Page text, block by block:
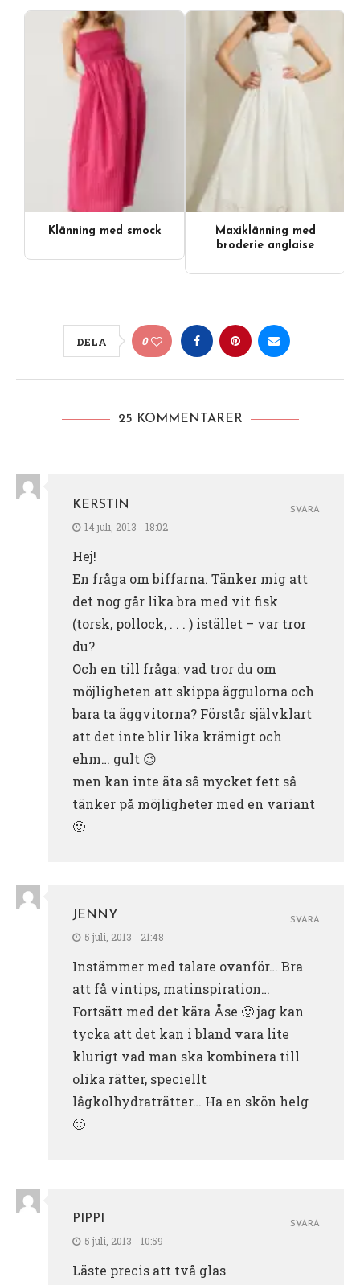
Klänning med smock
Maxiklänning med
broderie anglaise
DELA 0
25 KOMMENTARER
KERSTIN
14 juli, 2013 - 18:02
Hej!
En fråga om biffarna. Tänker mig att
det nog går lika bra med vit fisk
(torsk, pollock, . . . ) istället – var tror
du?
Och en till fråga: vad tror du om
möjligheten att skippa äggulorna och
bara ta äggvitorna? Förstår självklart
att det inte blir lika krämigt och
ehm… gult 😉
men kan inte äta så mycket fett så
tänker på möjligheter med en variant
🙂
SVARA
JENNY
5 juli, 2013 - 21:48
Instämmer med talare ovanför… Bra
att få vintips, matinspiration…
Fortsätt med det kära Åse 🙂 jag kan
tycka att det kan i bland vara lite
klurigt vad man ska kombinera till
olika rätter, speciellt
lågkolhydraträtter… Ha en skön helg
🙂
SVARA
PIPPI
5 juli, 2013 - 10:59
Läste precis att två glas
SVARA